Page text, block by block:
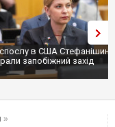
в США
запобіжний захід
»